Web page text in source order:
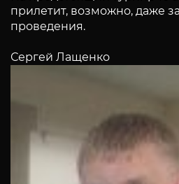
прилетит, возможно, даже
проведения.
Сергей Лащенко